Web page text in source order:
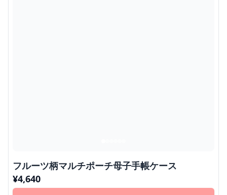
フルーツ柄マルチポーチ母子手帳ケース
¥4,640